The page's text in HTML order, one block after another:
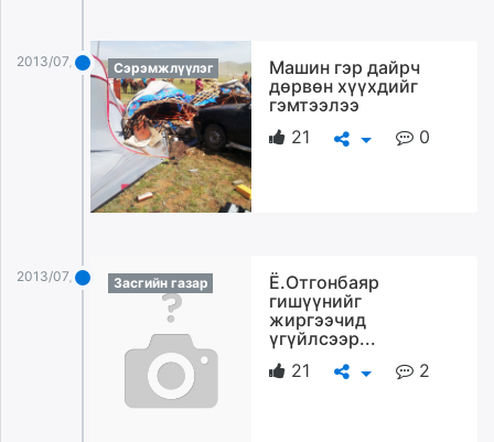
2013/07/28 Сэрэмжлүүлэг
Машин гэр дайрч
дөрвөн хүүхдийг
гэмтээлээ
21
0
2013/07/28 Засгийн газар
Ё.Отгонбаяр
гишүүнийг
жиргээчид
үгүйлсээр...
21
2